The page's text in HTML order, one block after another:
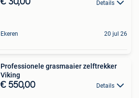
€ 30,00 Details
Ekeren 20 jul 26
Professionele grasmaaier zelftrekker
Viking
€ 550,00 Details